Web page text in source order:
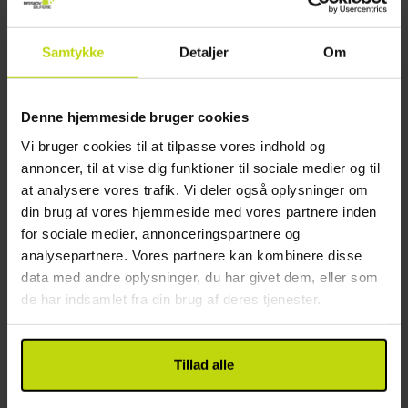
Samtykke Detaljer Om
Denne hjemmeside bruger cookies
Vi bruger cookies til at tilpasse vores indhold og
annoncer, til at vise dig funktioner til sociale medier og til
at analysere vores trafik. Vi deler også oplysninger om
din brug af vores hjemmeside med vores partnere inden
for sociale medier, annonceringspartnere og
analysepartnere. Vores partnere kan kombinere disse
data med andre oplysninger, du har givet dem, eller som
de har indsamlet fra din brug af deres tjenester.
Tillad alle
Værelser
Hotellet har 211 lyse værelser, og I kan vælge mellem
enkeltværelser og dobbeltværelser samt
værelserne er moderne og tilbyder eget
badeværelse med hårtørrer, behagelige senge og
TV.
Nærmeste busstoppested: 0.5 km (Ørestad Station)
Andet
Gratis internet
Elevator
Opladning af elbil
Etager: 6
Byggeår: 2020
Renoveret: 2020
Parkering i garage
Motorcykel opbevaring
Hvor er parkeringspladsen: Hannemanns Allé 2300
København – Cars over 2,10 not allowed.
Restaurant
Kun morgenmadsrestaurant